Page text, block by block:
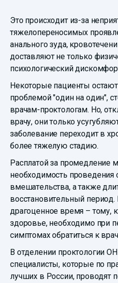
Это происходит из-за
тяжелопереносимых
анального зуда,
доставляют не только
психологический
Некоторые пациенты
проблемой "один на один",
врачам-проктологам. Но,
врачу, они только
заболевание переходит в
более тяжелую стадию.
Расплатой за промедление
необходимость проведения
вмешательства, а также
восстановительный период.
драгоценное время – тому,
здоровье, необходимо при
симптомах обратиться к
В отделении проктологии
специалисты, которые по
лучших в России, проводят